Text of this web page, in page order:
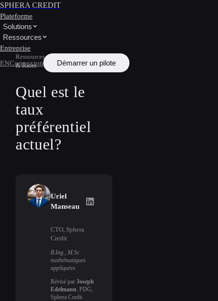
SPHERA CREDIT
Plateforme
Solutions
Ressources
Entreprise
ENConnexion Démarrer un pilote
Ressources /
& Rates
Quel est le
taux
préférentiel
actuel?
Uriel
Manseau
Uriel Manseau
CTO, Sphera
Credit
B.Ing., M.Sc.
mathématiques
appliquées
Révisé par Joseph
Edelmann , PDG,
Sphera Credit